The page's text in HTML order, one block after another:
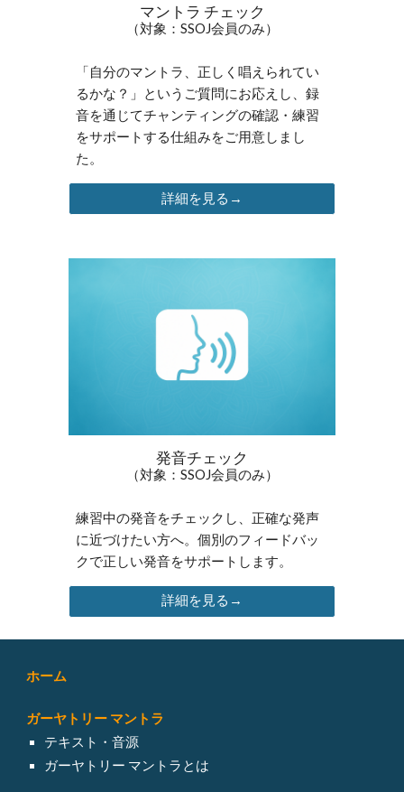
マントラ チェック
（対象：SSOJ会員のみ）
「自分のマントラ、正しく唱えられてい
るかな？」というご質問にお応えし、録
音を通じてチャンティングの確認・練習
をサポートする仕組みをご用意しまし
た。
詳細を見る→
発音チェック
（対象：SSOJ会員のみ）
練習中の発音をチェックし、正確な発声
に近づけたい方へ。個別のフィードバッ
クで正しい発音をサポートします。
詳細を見る→
ホーム
ガーヤトリー マントラ
テキスト・音源
ガーヤトリー マントラとは